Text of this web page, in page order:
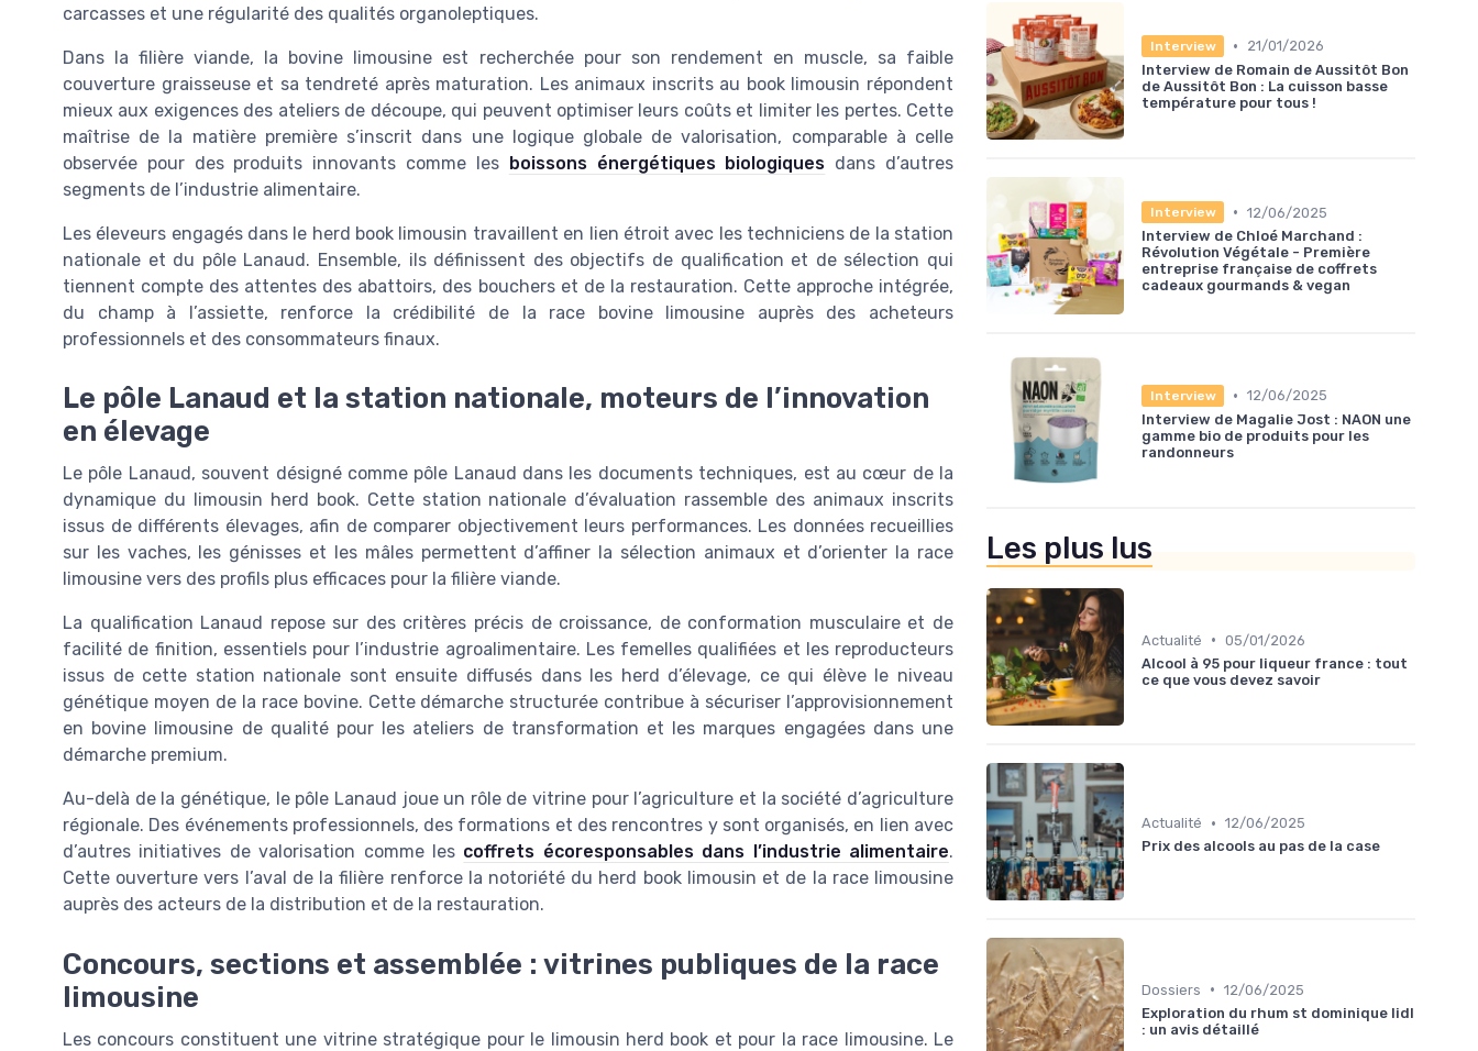
carcasses et une régularité des qualités organoleptiques.
Dans la filière viande, la bovine limousine est recherchée pour son rendement en muscle, sa faible
couverture graisseuse et sa tendreté après maturation. Les animaux inscrits au book limousin répondent
mieux aux exigences des ateliers de découpe, qui peuvent optimiser leurs coûts et limiter les pertes. Cette
maîtrise de la matière première s’inscrit dans une logique globale de valorisation, comparable à celle
observée pour des produits innovants comme les boissons énergétiques biologiques dans d’autres
segments de l’industrie alimentaire.
Les éleveurs engagés dans le herd book limousin travaillent en lien étroit avec les techniciens de la station
nationale et du pôle Lanaud. Ensemble, ils définissent des objectifs de qualification et de sélection qui
tiennent compte des attentes des abattoirs, des bouchers et de la restauration. Cette approche intégrée,
du champ à l’assiette, renforce la crédibilité de la race bovine limousine auprès des acheteurs
professionnels et des consommateurs finaux.
Le pôle Lanaud et la station nationale, moteurs de l’innovation
en élevage
Le pôle Lanaud, souvent désigné comme pôle Lanaud dans les documents techniques, est au cœur de la
dynamique du limousin herd book. Cette station nationale d’évaluation rassemble des animaux inscrits
issus de différents élevages, afin de comparer objectivement leurs performances. Les données recueillies
sur les vaches, les génisses et les mâles permettent d’affiner la sélection animaux et d’orienter la race
limousine vers des profils plus efficaces pour la filière viande.
La qualification Lanaud repose sur des critères précis de croissance, de conformation musculaire et de
facilité de finition, essentiels pour l’industrie agroalimentaire. Les femelles qualifiées et les reproducteurs
issus de cette station nationale sont ensuite diffusés dans les herd d’élevage, ce qui élève le niveau
génétique moyen de la race bovine. Cette démarche structurée contribue à sécuriser l’approvisionnement
en bovine limousine de qualité pour les ateliers de transformation et les marques engagées dans une
démarche premium.
Au-delà de la génétique, le pôle Lanaud joue un rôle de vitrine pour l’agriculture et la société d’agriculture
régionale. Des événements professionnels, des formations et des rencontres y sont organisés, en lien avec
d’autres initiatives de valorisation comme les coffrets écoresponsables dans l’industrie alimentaire.
Cette ouverture vers l’aval de la filière renforce la notoriété du herd book limousin et de la race limousine
auprès des acteurs de la distribution et de la restauration.
Concours, sections et assemblée : vitrines publiques de la race
limousine
Les concours constituent une vitrine stratégique pour le limousin herd book et pour la race limousine. Le
Interview •
21/01/2026
Interview de Romain de Aussitôt Bon
de Aussitôt Bon : La cuisson basse
température pour tous !
Interview • 12/06/2025
Interview de Chloé Marchand :
Révolution Végétale - Première
entreprise française de coffrets
cadeaux gourmands & vegan
Interview • 12/06/2025
Interview de Magalie Jost : NAON une
gamme bio de produits pour les
randonneurs
Les plus lus
Actualité • 05/01/2026
Alcool à 95 pour liqueur france : tout
ce que vous devez savoir
Actualité • 12/06/2025
Prix des alcools au pas de la case
Dossiers • 12/06/2025
Exploration du rhum st dominique lidl
: un avis détaillé